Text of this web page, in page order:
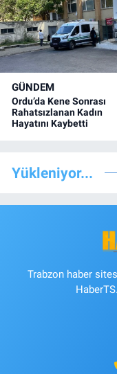
GÜNDEM
Ordu’da Kene Sonrası
Rahatsızlanan Kadın
Hayatını Kaybetti
Yükleniyor...
Trabzon haber